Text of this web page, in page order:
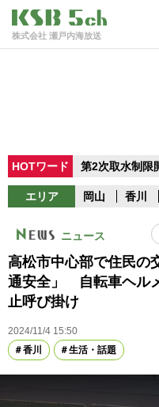
株式会社 瀬戸内海放送
HOTワード 第2次取水制限
エリア 岡山 香川
ニュース
高松市中心部で住民
通安全」 自転車ヘル
止呼び掛け
2024/11/4 15:50
香川
生活・話題